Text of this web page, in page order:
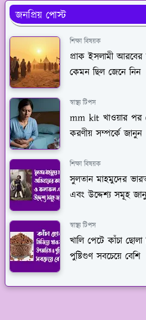
জনপ্রিয় পোস্ট
শিক্ষা বিষয়ক
প্রাক ইসলামী
কেমন ছিল জেনে নিন
স্বাস্থ্য টিপস
mm kit খাওয়ার পর
করণীয় সম্পর্কে জানুন
শিক্ষা বিষয়ক
সুলতান মাহমুদের
এবং উদ্দেশ্য সমূহ
স্বাস্থ্য টিপস
খালি পেটে কাঁচা
পুষ্টিগুণ সবচেয়ে বেশি